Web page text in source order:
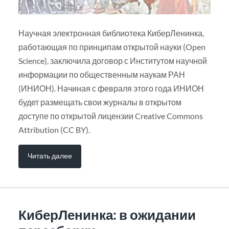
Научная электронная библиотека КиберЛенинка,
работающая по принципам открытой науки (Open
Science), заключила договор с Институтом научной
информации по общественным наукам РАН
(ИНИОН). Начиная с февраля этого года ИНИОН
будет размещать свои журналы в открытом
доступе по открытой лицензии Creative Commons
Attribution (CC BY).
Читать далее
КиберЛенинка: в ожидании